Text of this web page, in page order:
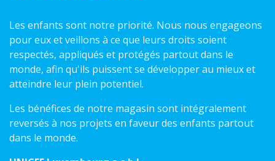
Les enfants sont notre priorité. Nous nous engageons
pour eux et veillons à ce que leurs droits soient
respectés, appliqués et protégés partout dans le
monde, afin qu'ils puissent se développer au mieux et
atteindre leur plein potentiel.
Les bénéfices de notre magasin sont intégralement
reversés à nos projets en faveur des enfants partout
dans le monde.